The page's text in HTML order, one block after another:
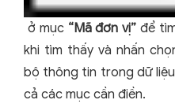
ở mục “Mã đơn vị” để
khi tìm thấy và nhấn
bộ thông tin trong dữ
cả các mục cần điền.